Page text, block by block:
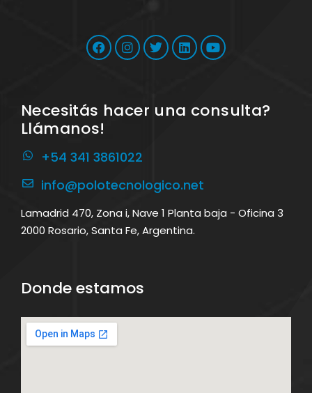
Necesitás hacer una consulta?
Llámanos!
+54 341 3861022
info@polotecnologico.net
Lamadrid 470, Zona i, Nave 1 Planta baja - Oficina 3
2000 Rosario, Santa Fe, Argentina.
Donde estamos